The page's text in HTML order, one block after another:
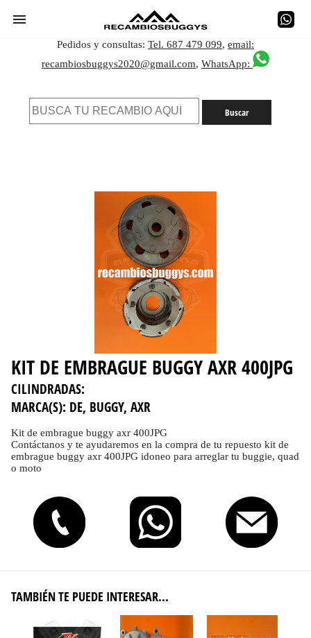
Pedidos y consultas: Tel. 687 479 099, email:
recambiosbuggys2020@gmail.com, WhatsApp:
KIT DE EMBRAGUE BUGGY AXR 400JPG
CILINDRADAS:
MARCA(S): DE, BUGGY, AXR
Kit de embrague buggy axr 400JPG
Contáctanos y te ayudaremos en la compra de tu repuesto kit de
embrague buggy axr 400JPG idoneo para arreglar tu buggie, quad
o moto
TAMBIÉN TE PUEDE INTERESAR...